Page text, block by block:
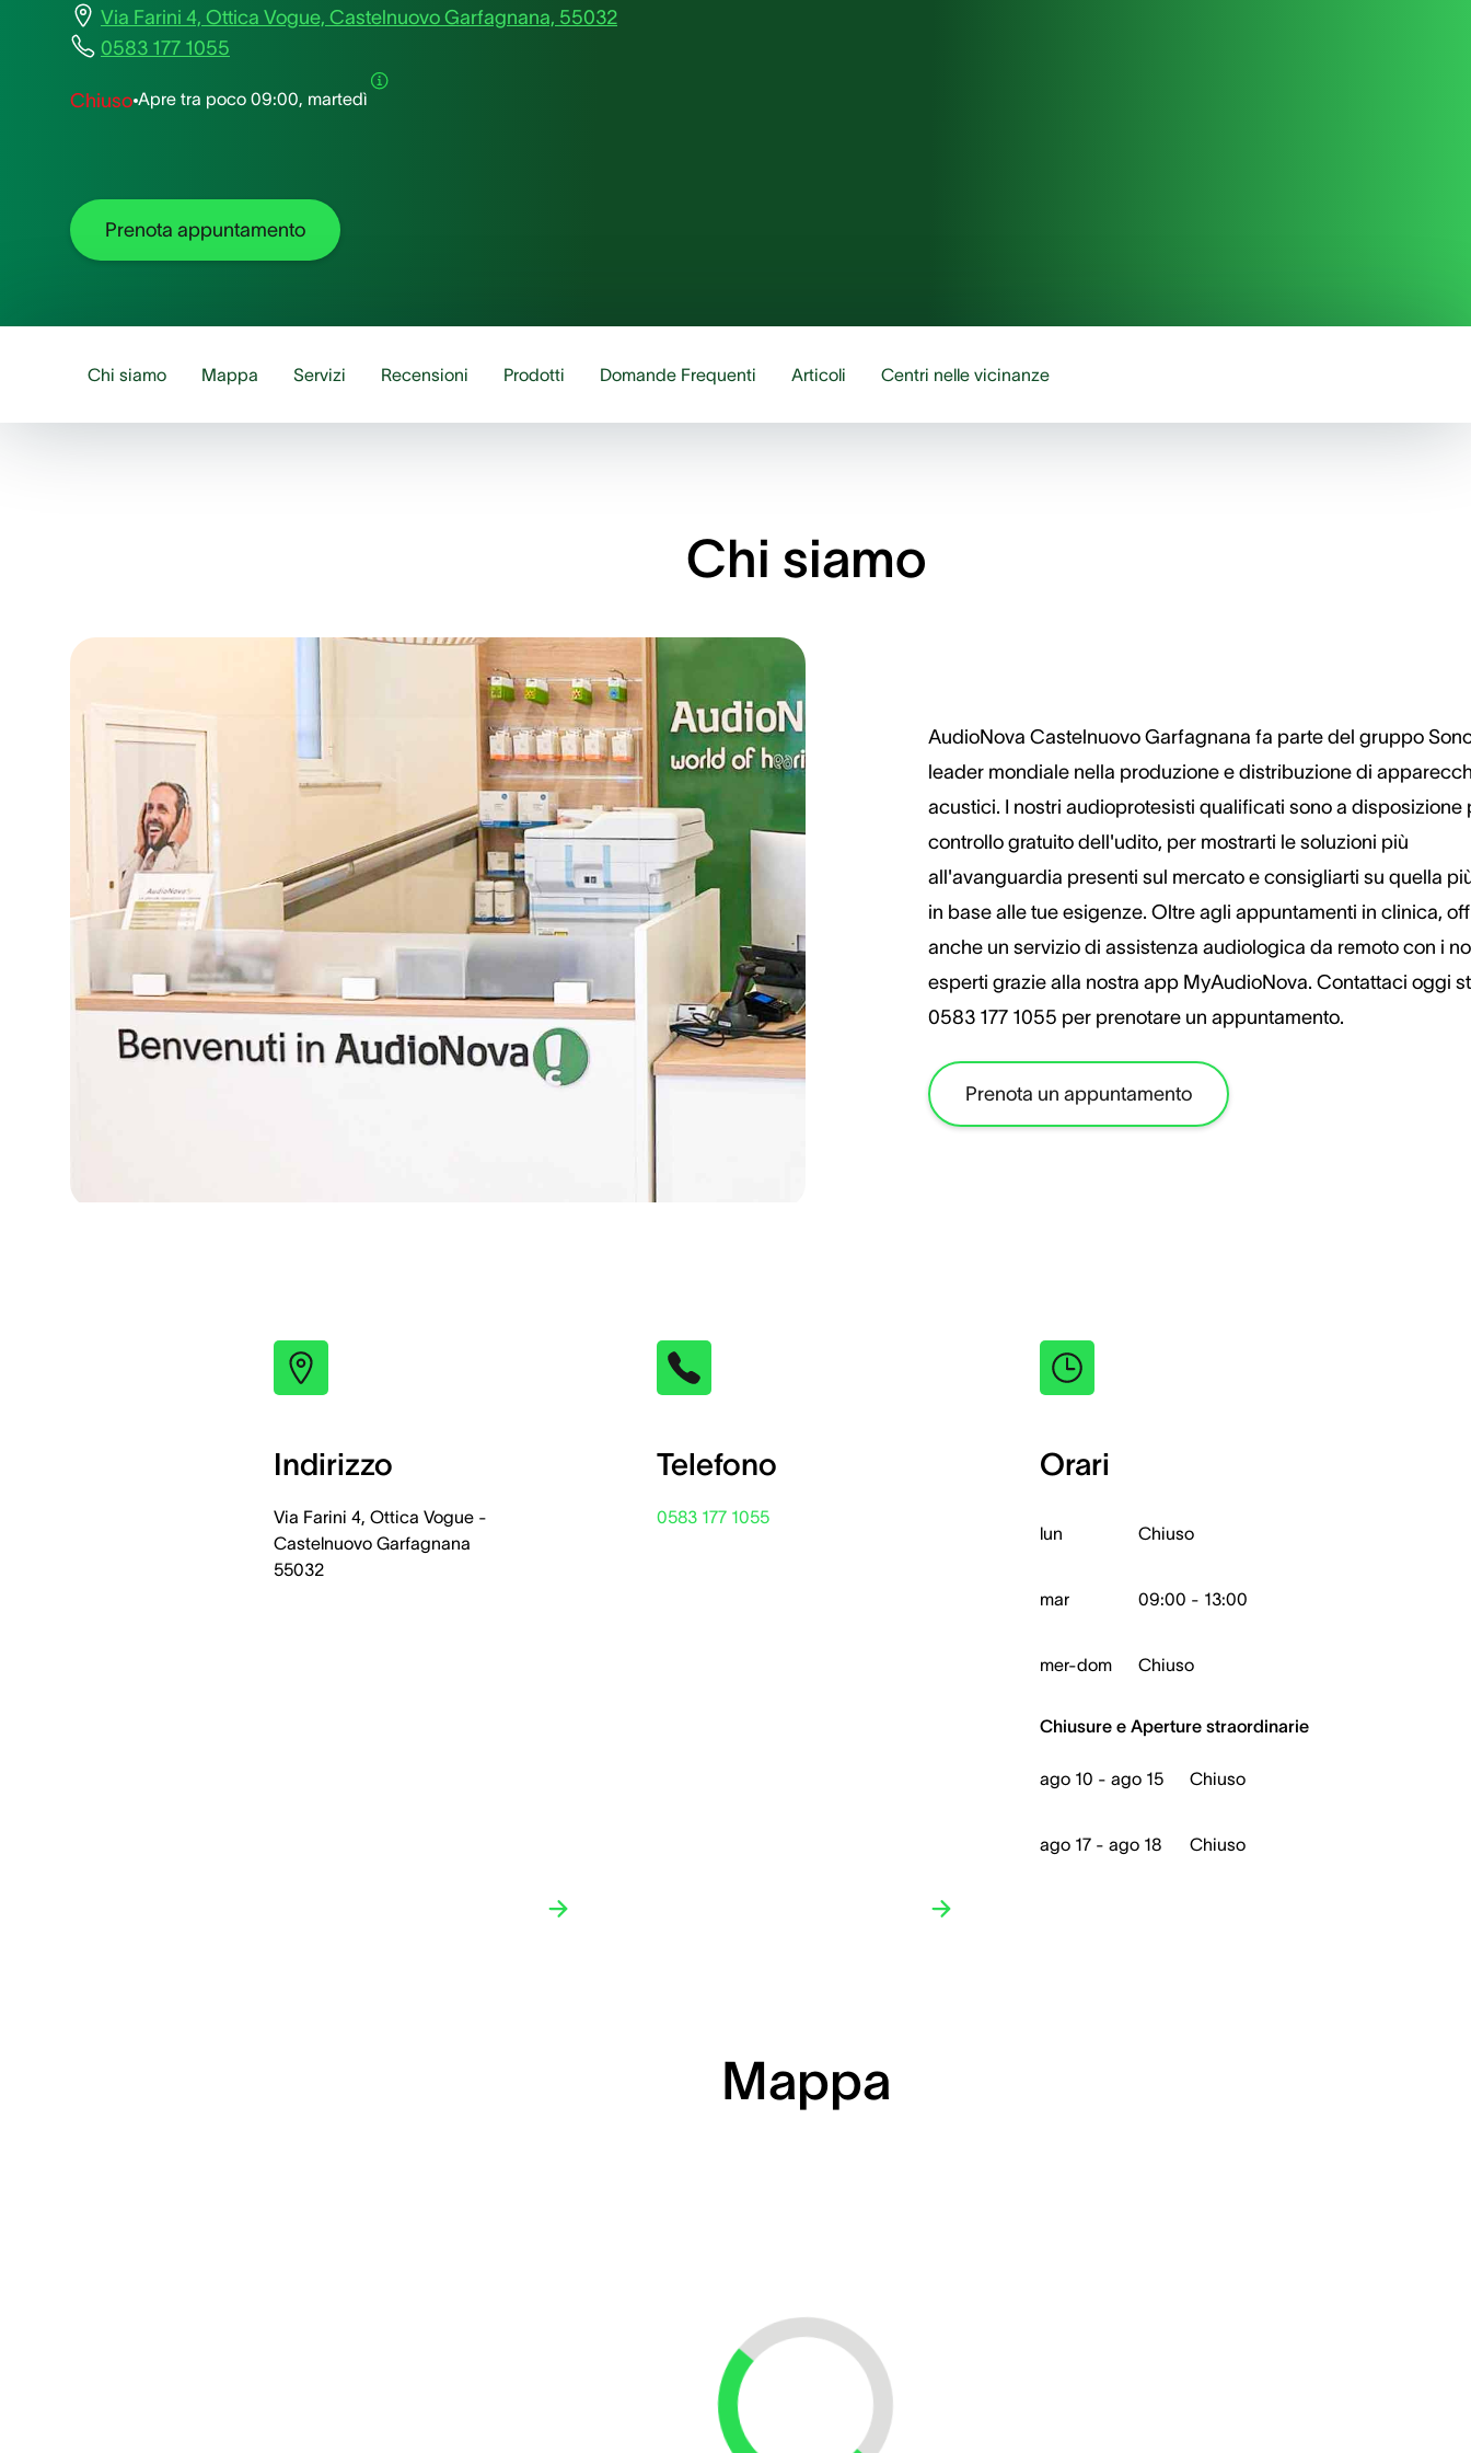
Via Farini 4, Ottica Vogue, Castelnuovo Garfagnana, 55032
0583 177 1055
Chiuso Apre tra poco 09:00, martedì
Prenota appuntamento
Chi siamo Mappa Servizi Recensioni Prodotti Domande Frequenti Articoli Centri nelle vicinanze
Chi siamo
AudioNova Castelnuovo Garfagnana fa parte del gruppo
leader mondiale nella produzione e distribuzione di
acustici. I nostri audioprotesisti qualificati sono a disposizione
controllo gratuito dell'udito, per mostrarti le soluzioni più
all'avanguardia presenti sul mercato e consigliarti su quella
in base alle tue esigenze. Oltre agli appuntamenti in clinica,
anche un servizio di assistenza audiologica da remoto con i
esperti grazie alla nostra app MyAudioNova. Contattaci oggi
0583 177 1055 per prenotare un appuntamento.
Prenota un appuntamento
Indirizzo
Via Farini 4, Ottica Vogue -
Castelnuovo Garfagnana
55032
Telefono
0583 177 1055
Orari
lun Chiuso
mar 09:00 - 13:00
mer-dom Chiuso
Chiusure e Aperture straordinarie
ago 10 - ago 15 Chiuso
ago 17 - ago 18 Chiuso
Mappa